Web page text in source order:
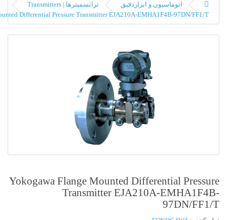
ابزاردقیق
ترانسمیترها | Transmitters
Yokogawa Flange Mounted Differential Pressure Transmitter EJA210A-
Yokogawa Flange Mounted
Transmitter